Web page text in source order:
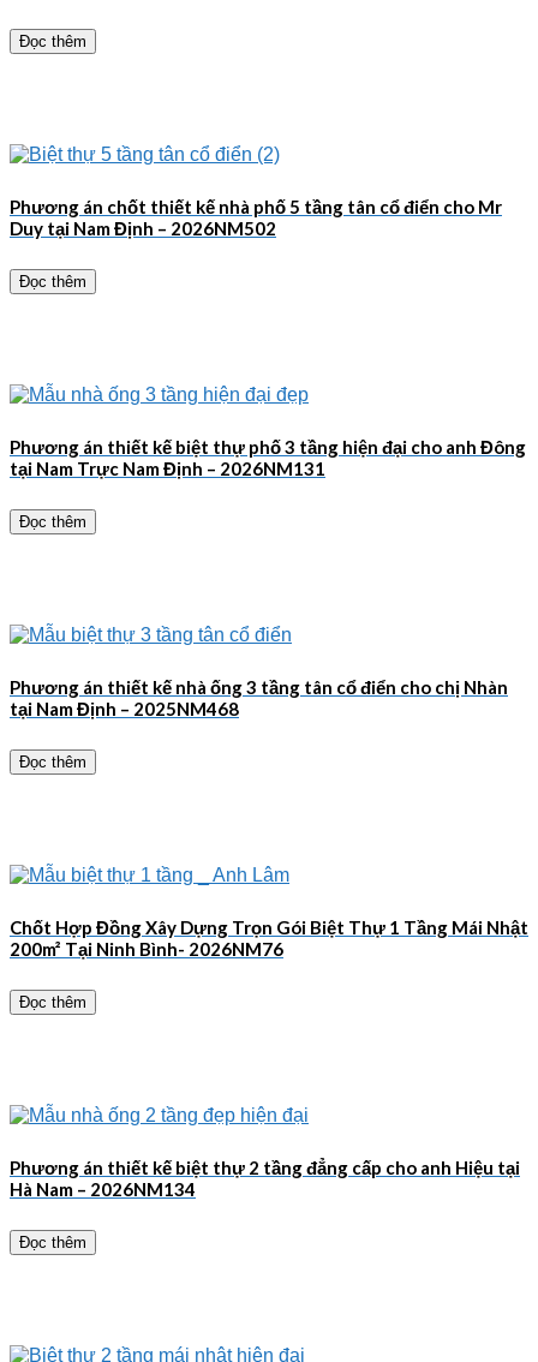
Đọc thêm
Phương án chốt thiết kế nhà phố 5 tầng tân cổ điển cho Mr
Duy tại Nam Định – 2026NM502
Đọc thêm
Phương án thiết kế biệt thự phố 3 tầng hiện đại cho anh Đông
tại Nam Trực Nam Định – 2026NM131
Đọc thêm
Phương án thiết kế nhà ống 3 tầng tân cổ điển cho chị Nhàn
tại Nam Định – 2025NM468
Đọc thêm
Chốt Hợp Đồng Xây Dựng Trọn Gói Biệt Thự 1 Tầng Mái Nhật
200m² Tại Ninh Bình- 2026NM76
Đọc thêm
Phương án thiết kế biệt thự 2 tầng đẳng cấp cho anh Hiệu tại
Hà Nam – 2026NM134
Đọc thêm